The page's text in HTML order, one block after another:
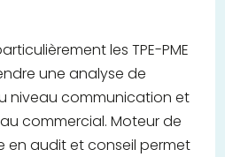
les TPE-PME
une analyse de
niveau communication et
commercial. Moteur de
en audit et conseil permet